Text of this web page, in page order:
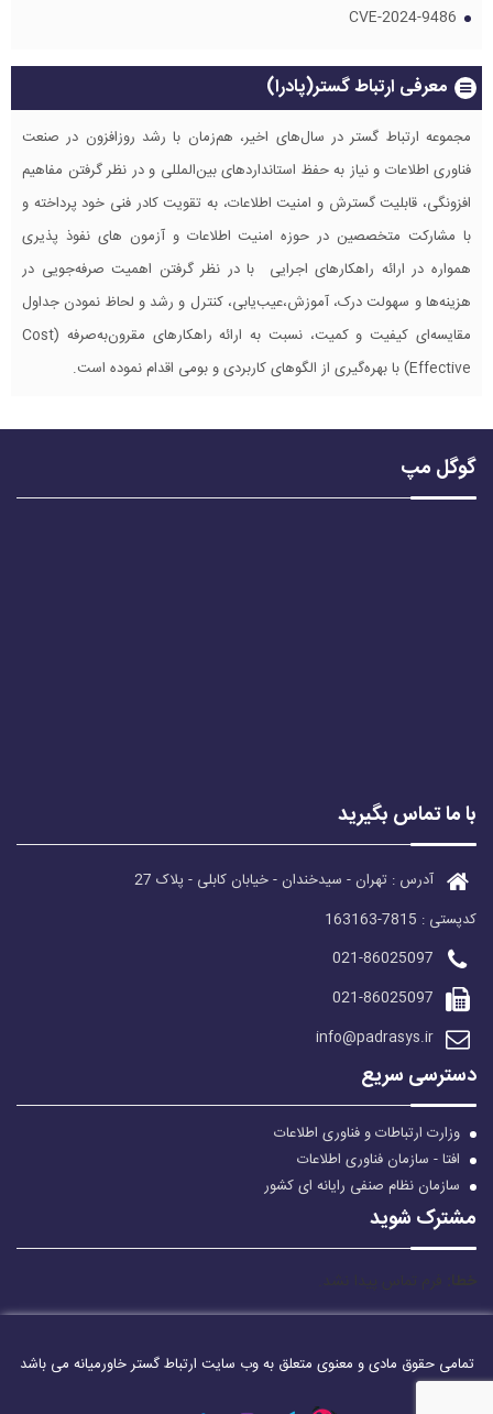
CVE-2024-9486
معرفی ارتباط گستر(پادرا)
مجموعه ارتباط گستر در سال‌های اخیر، هم‌زمان با رشد روزافزون در صنعت
فناوری اطلاعات و نیاز به حفظ استانداردهای بین‌المللی و در نظر گرفتن مفاهیم
افزونگی، قابلیت گسترش و امنیت اطلاعات، به تقویت کادر فنی خود پرداخته و
با مشارکت متخصصین در حوزه امنیت اطلاعات و آزمون های نفوذ پذیری
همواره در ارائه راهکارهای اجرایی با در نظر گرفتن اهمیت صرفه‌جویی در
هزینه‌ها و سهولت درک، آموزش،عیب‌یابی، کنترل و رشد و لحاظ نمودن جداول
مقایسه‌ای کیفیت و کمیت، نسبت به ارائه راهکارهای مقرون‌به‌صرفه (Cost
Effective) با بهره‌گیری از الگوهای کاربردی و بومی اقدام نموده است.
گوگل مپ
با ما تماس بگیرید
آدرس : تهران - سیدخندان - خیابان کابلی - پلاک 27
کدپستی : 7815-163163
021-86025097
021-86025097
info@padrasys.ir
دسترسی سریع
وزارت ارتباطات و فناوری اطلاعات
افتا - سازمان فناوری اطلاعات
سازمان نظام صنفی رایانه ای کشور
مشترک شوید
خطا: فرم تماس پیدا نشد.
تمامی حقوق مادی و معنوی متعلق به وب سایت ارتباط گستر خاورمیانه می باشد